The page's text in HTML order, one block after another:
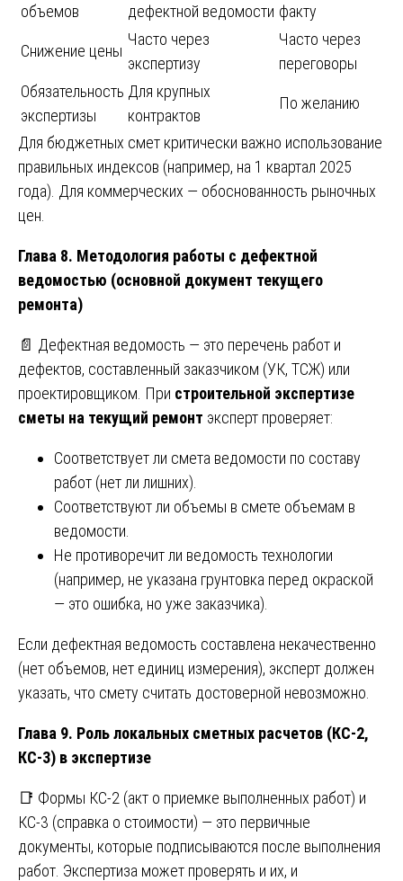
объемов
дефектной ведомости факту
Снижение цены
Часто через
экспертизу
Часто через
переговоры
Обязательность
экспертизы
Для крупных
контрактов
По желанию
Для бюджетных смет критически важно использование
правильных индексов (например, на 1 квартал 2025
года). Для коммерческих — обоснованность рыночных
цен.
Глава 8. Методология работы с дефектной
ведомостью (основной документ текущего
ремонта)
📄 Дефектная ведомость — это перечень работ и
дефектов, составленный заказчиком (УК, ТСЖ) или
проектировщиком. При строительной экспертизе
сметы на текущий ремонт эксперт проверяет:
Соответствует ли смета ведомости по составу
работ (нет ли лишних).
Соответствуют ли объемы в смете объемам в
ведомости.
Не противоречит ли ведомость технологии
(например, не указана грунтовка перед окраской
— это ошибка, но уже заказчика).
Если дефектная ведомость составлена некачественно
(нет объемов, нет единиц измерения), эксперт должен
указать, что смету считать достоверной невозможно.
Глава 9. Роль локальных сметных расчетов (КС-2,
КС-3) в экспертизе
📑 Формы КС-2 (акт о приемке выполненных работ) и
КС-3 (справка о стоимости) — это первичные
документы, которые подписываются после выполнения
работ. Экспертиза может проверять и их, и